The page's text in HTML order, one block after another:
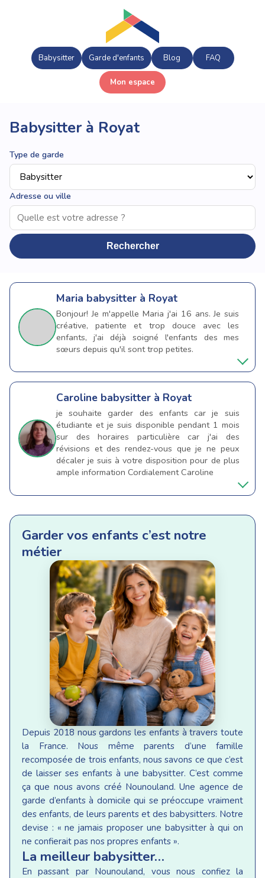
Babysitter Garde d'enfants Blog FAQ
Mon espace
Babysitter à Royat
Type de garde
Adresse ou ville
Rechercher
Maria babysitter à Royat
Bonjour! Je m'appelle Maria j'ai 16 ans. Je suis
créative, patiente et trop douce avec les
enfants, j'ai déjà soigné l'enfants des mes
sœurs depuis qu'il sont trop petites.
Caroline babysitter à Royat
je souhaite garder des enfants car je suis
étudiante et je suis disponible pendant 1 mois
sur des horaires particulière car j'ai des
révisions et des rendez-vous que je ne peux
décaler je suis à votre disposition pour de plus
ample information Cordialement Caroline
Garder vos enfants c’est notre
métier
Depuis 2018 nous gardons les enfants à travers toute
la France. Nous même parents d’une famille
recomposée de trois enfants, nous savons ce que c’est
de laisser ses enfants à une babysitter. C’est comme
ça que nous avons créé Nounouland. Une agence de
garde d’enfants à domicile qui se préoccupe vraiment
des enfants, de leurs parents et des babysitters. Notre
devise : « ne jamais proposer une babysitter à qui on
ne confierait pas nos propres enfants ».
La meilleur babysitter…
En passant par Nounouland, vous nous confiez la